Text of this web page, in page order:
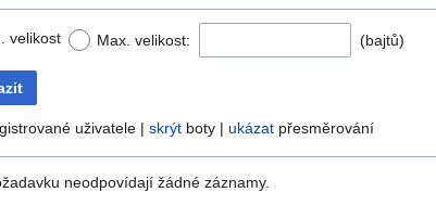
velikost Max. velikost: (bajtů)
uživatele | skrýt boty | ukázat přesměrování
neodpovídají žádné záznamy.